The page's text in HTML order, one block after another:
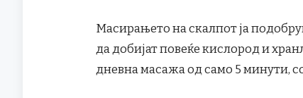
Масирањето на скалпот ја
да добијат повеќе кислород и
дневна масажа од само 5 минути,